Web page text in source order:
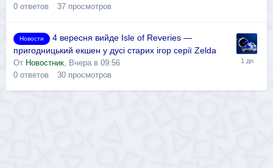
0 ответов 37 просмотров
Новости
4 вересня вийде Isle of Reveries —
пригодницький екшен у дусі старих ігор серії Zelda
От Новостник Вчера в 09:56
0 ответов 30 просмотров